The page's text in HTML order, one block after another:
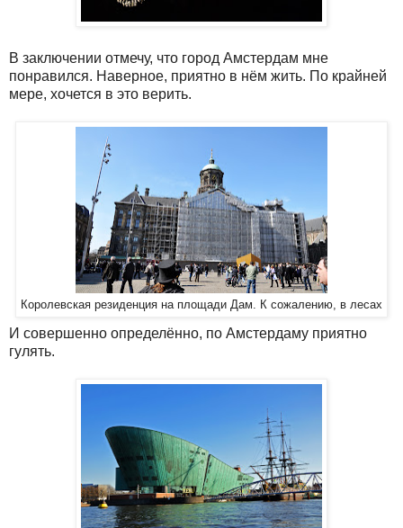
В заключении отмечу, что город Амстердам мне
понравился. Наверное, приятно в нём жить. По крайней
мере, хочется в это верить.
Королевская резиденция на площади Дам. К сожалению, в лесах
И совершенно определённо, по Амстердаму приятно
гулять.